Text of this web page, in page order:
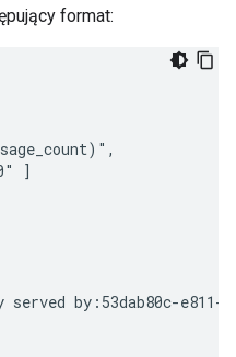
format:
]
served by:53dab80c-